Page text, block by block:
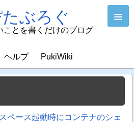
ぶろぐ
ことを書くだけのブログ
≡
ヘルプ PukiWiki
ペース起動時にコンテナのシェ